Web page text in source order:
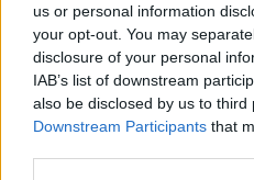
us or personal information
your opt-out. You may
disclosure of your personal
IAB’s list of downstream
also be disclosed by us to third
Downstream Participants that